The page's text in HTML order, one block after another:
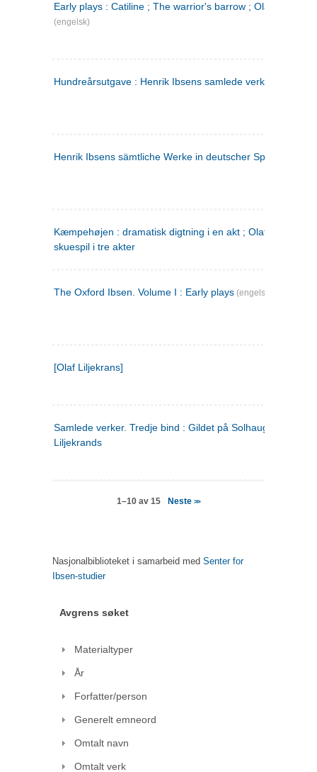
Early plays : Catiline ; The warrior's barrow ; Olaf Liljekrans
(engelsk)
Hundreårsutgave : Henrik Ibsens samlede verker. 3
Henrik Ibsens sämtliche Werke in deutscher Sprache. 2
Kæmpehøjen : dramatisk digtning i en akt ; Olaf Liljekrans :
skuespil i tre akter
The Oxford Ibsen. Volume I : Early plays (engelsk)
[Olaf Liljekrans]
Samlede verker. Tredje bind : Gildet på Solhaug ; Olaf
Liljekrands
1–10 av 15 Neste>>
Nasjonalbiblioteket i samarbeid med Senter for
Ibsen-studier
Avgrens søket
Materialtyper
År
Forfatter/person
Generelt emneord
Omtalt navn
Omtalt verk